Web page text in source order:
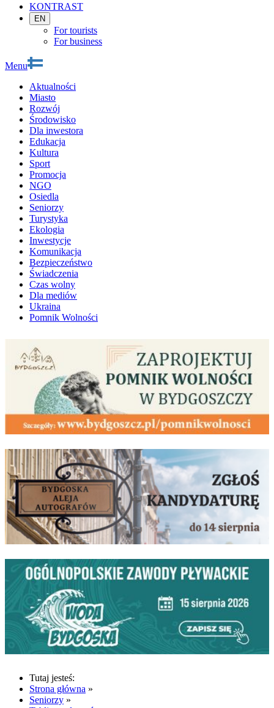
KONTRAST
EN
For tourists
For business
Menu
Aktualności
Miasto
Rozwój
Środowisko
Dla inwestora
Edukacja
Kultura
Sport
Promocja
NGO
Osiedla
Seniorzy
Turystyka
Ekologia
Inwestycje
Komunikacja
Bezpieczeństwo
Świadczenia
Czas wolny
Dla mediów
Ukraina
Pomnik Wolności
Tutaj jesteś:
Strona główna »
Seniorzy »